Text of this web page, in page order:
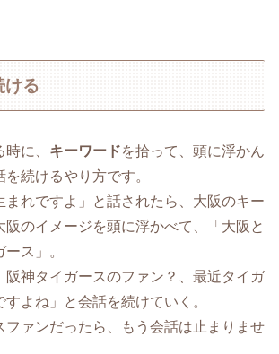
ける
に、 キーワードを拾って、頭に浮かん
を続けるやり方です。
まれですよ」と話されたら、大阪のキー
阪のイメージを頭に浮かべて、「大阪と
ス」。
阪神タイガースのファン？、最近タイガ
よね」と会話を続けていく。
ファンだったら、もう会話は止まりませ